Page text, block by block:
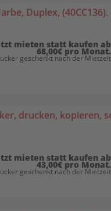
Duplex, (40CC136).
mieten statt kaufen ab
68,00€ pro Monat.
geschenkt nach der Mietzeit
drucken, kopieren,
mieten statt kaufen ab
43,00€ pro Monat.
geschenkt nach der Mietzeit